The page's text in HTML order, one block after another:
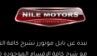
نبذة عن نايل موتورز تشرح كافة